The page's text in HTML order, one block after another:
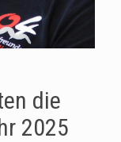
die
2025